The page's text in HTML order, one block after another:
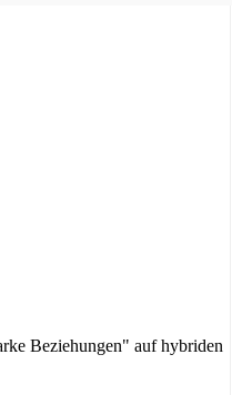
Beziehungen" auf hybriden